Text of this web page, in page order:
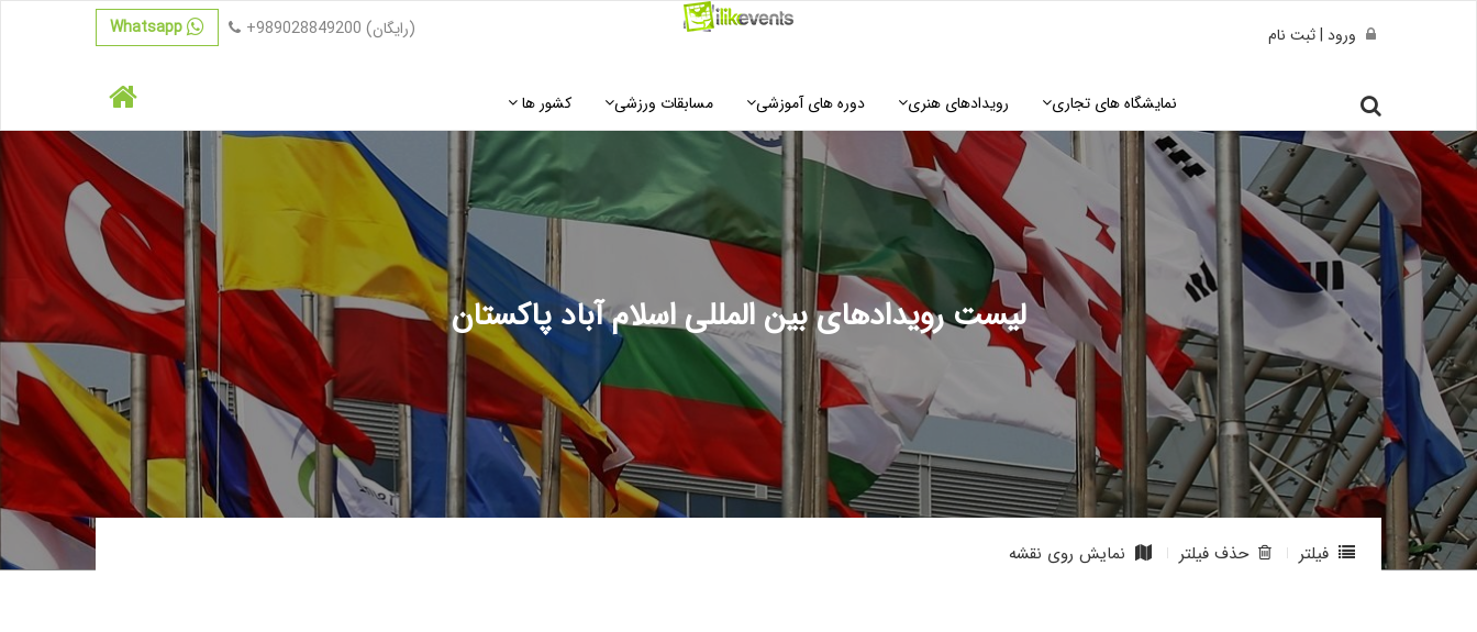
ورود | ثبت نام +989028849200 (رایگان)
نمایشگاه های تجاری رویدادهای هنری دوره های آموزشی مسابقات ورزشی کشور ها
لیست رویدادهای بین المللی اسلام آباد پاکستان
فیلتر حذف فیلتر نمایش روی نقشه